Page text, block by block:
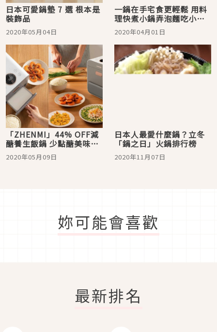
日本可愛鍋墊 7 選 根本是
裝飾品
2020年05月04日
一鍋在手宅食更輕鬆 用料
理快煮小鍋弄泡麵吃小火
鍋都超棒的！
2020年04月01日
「ZHENMI」44% OFF減
醣養生飯鍋 少點醣美味不
變健康更多！
2020年05月09日
日本人最愛什麼鍋？立冬
「鍋之日」火鍋排行榜
2020年11月07日
妳可能會喜歡
最新排名